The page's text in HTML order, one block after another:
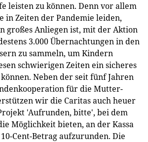
leisten zu können. Denn vor allem
in Zeiten der Pandemie leiden,
großes Anliegen ist, mit der Aktion
3.000 Übernachtungen in den
zu sammeln, um Kindern
schwierigen Zeiten ein sicheres
Neben der seit fünf Jahren
für die Mutter-
wir die Caritas auch heuer
'Aufrunden, bitte', bei dem
Möglichkeit bieten, an der Kassa
Cent-Betrag aufzurunden. Die